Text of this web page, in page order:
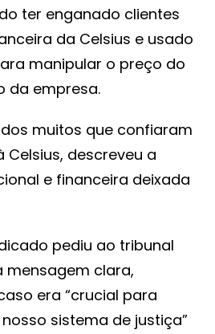
ter enganado clientes
da Celsius e usado
manipular o preço do
da empresa.
muitos que confiaram
descreveu a
e financeira deixada
pediu ao tribunal
mensagem clara,
era “crucial para
sistema de justiça”